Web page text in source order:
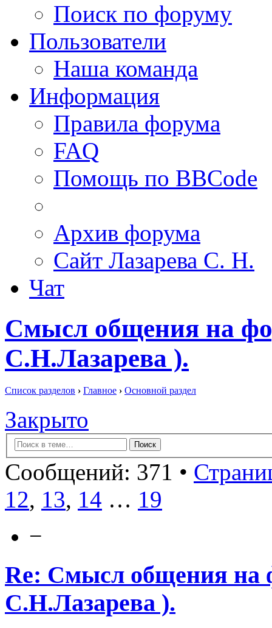
Поиск по форуму
Пользователи
Наша команда
Информация
Правила форума
FAQ
Помощь по BBCode
Архив форума
Сайт Лазарева С. Н.
Чат
Смысл общения на
С.Н.Лазарева ).
Список разделов › Главное › Основной раздел
Закрыто
Сообщений: 371 •
12, 13, 14 … 19
−
Re: Смысл общения на
С.Н.Лазарева ).